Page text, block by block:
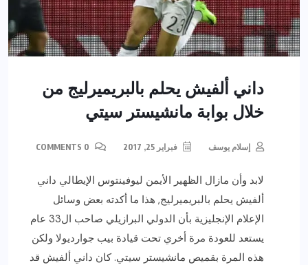
داني ألفيش يحلم بالبريميرليج من
خلال بوابة مانشيستر سيتي
إسلام يوسف فبراير 25, 2017
لابد وأن مازال الظهير الأيمن ليوفينتوس الإيطالي داني
ألفيش يحلم بالبريميرليج, هذا ما أكدته بعض وسائل
الإعلام الإنجليزية بأن الدولي البرازيلي صاحب ال33 عام
يستعد للعودة مرة أخري تحت قيادة بيب جوارديولا ولكن
هذه المرة بقميص مانشيستر سيتي. كان داني ألفيش قد